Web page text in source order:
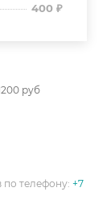
400 ₽
руб
по телефону: +7